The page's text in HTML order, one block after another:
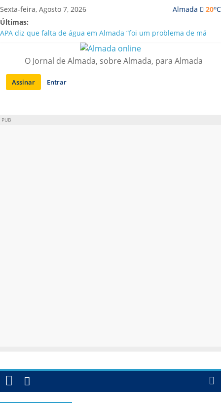
Saltar
para
conteúdo
Almada 20oC
Sexta-feira, Agosto 7, 2026
Últimas:
APA diz que falta de água em Almada “foi um problema de má
Laranjeiro | Cultura pop asiática invade a Casa Amarela
Ponte 25 de Abril celebra 60 anos com programa cultural entre
Lisboa e Almada
Situação de alerta em Almada renovada até final de Agosto
O Jornal de Almada, sobre Almada, para Almada
Assinar Entrar
PUB